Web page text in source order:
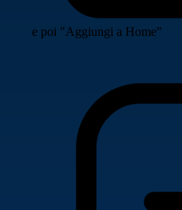
e poi "Aggiungi a Home"